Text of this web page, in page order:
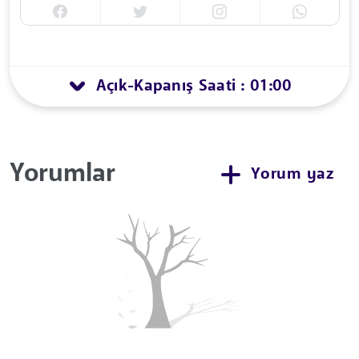
Açık-Kapanış Saati : 01:00
Yorumlar Yorum yaz